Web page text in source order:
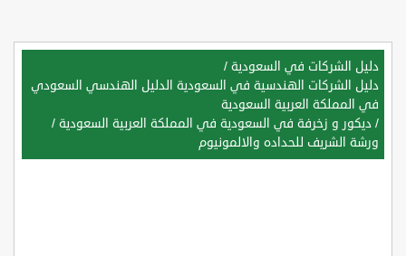
دليل الشركات في السعودية /
دليل الشركات الهندسية في السعودية الدليل الهندسي السعودي
في المملكة العربية السعودية
/ ديكور و زخرفة في السعودية في المملكة العربية السعودية /
ورشة الشريف للحداده والالمونيوم